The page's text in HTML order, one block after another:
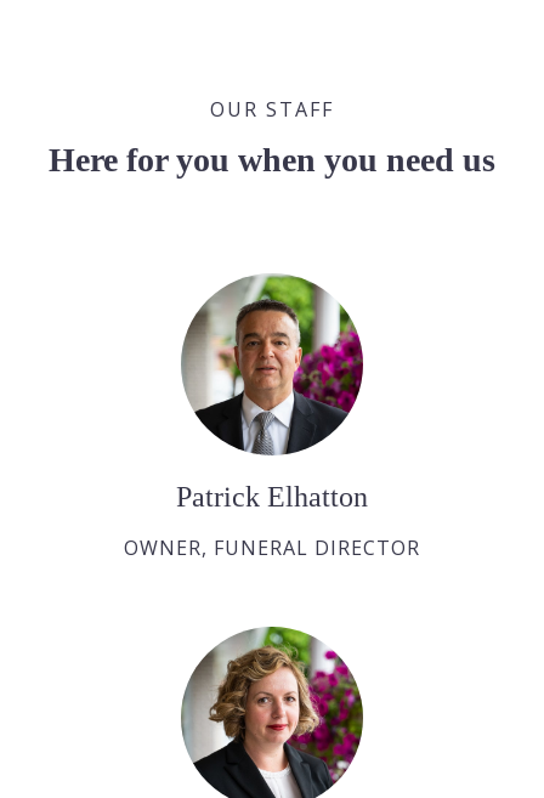
OUR STAFF
Here for you when you need us
Patrick Elhatton
OWNER, FUNERAL DIRECTOR